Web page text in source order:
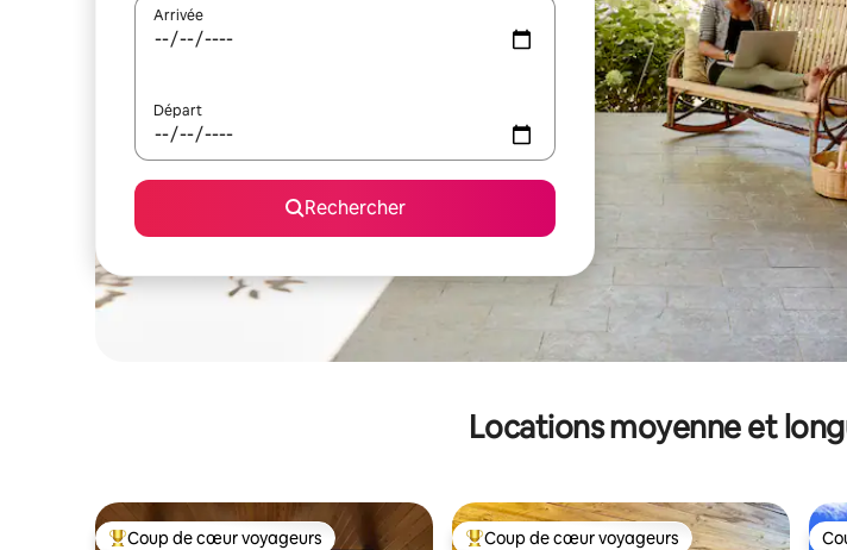
Arrivée
Départ
Rechercher
Locations moyenne et
Coup de cœur voyageurs Coup de cœur voyageurs